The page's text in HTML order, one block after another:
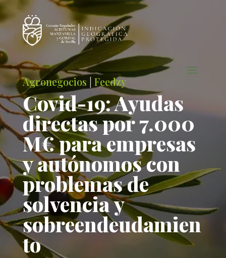
Agronegocios Feedzy
Covid-19: Ayudas
directas por 7.000
M€ para empresas
y autónomos con
problemas de
solvencia y
sobreendeudamien
to